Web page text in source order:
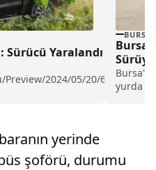
Sürücü Yaralandı
2024/05/20/63933557/
sonucu meydana
BURSA
yurda
yerinde
şoförü, durumu